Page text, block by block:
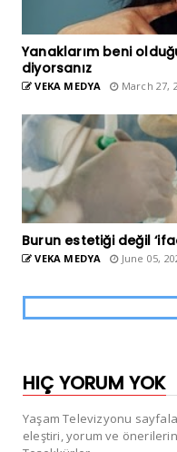
Yanaklarım beni
diyorsanız
VEKA MEDYA March 27,
Burun estetiği değil
VEKA MEDYA June 05,
HIÇ YORUM YOK
Yaşam Televizyonu
eleştiri, yorum ve